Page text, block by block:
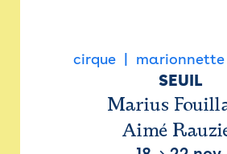
cirque marionnette
SEUIL
Marius
Aimé